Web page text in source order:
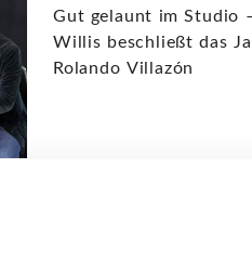
Gut gelaunt im Studio
Willis beschließt das
Rolando Villazón